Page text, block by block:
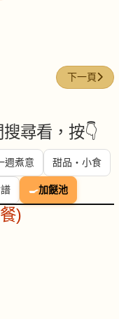
下一篇文
下一頁
尋看，按👇
週煮意 甜品・小食
🍳加餸池
)